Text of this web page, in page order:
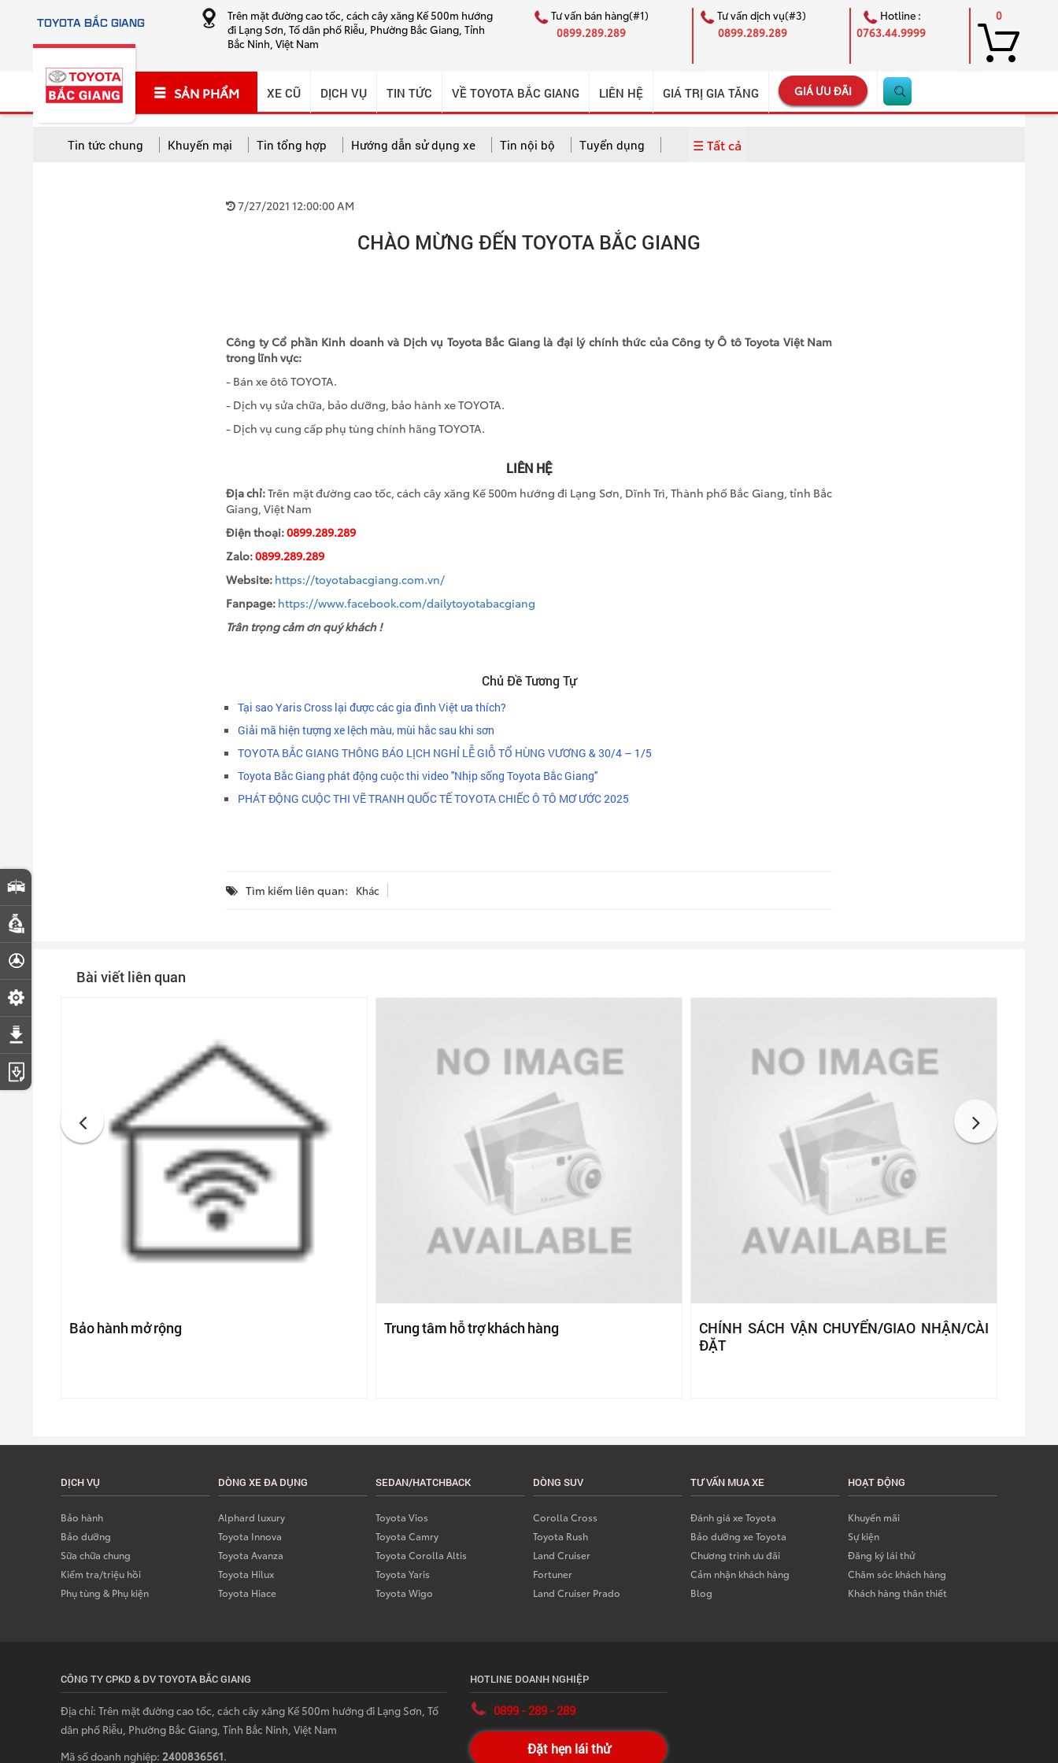
TOYOTA BẮC GIANG
Trên mặt đường cao tốc, cách cây xăng Kế 500m hướng
đi Lạng Sơn, Tổ dân phố Riễu, Phường Bắc Giang, Tỉnh
Bắc Ninh, Việt Nam
Tư vấn bán hàng(#1)
0899.289.289
Tư vấn dịch vụ(#3)
0899.289.289
Hotline :
0763.44.9999
0
SẢN PHẨM XE CŨ DỊCH VỤ TIN TỨC VỀ TOYOTA BẮC GIANG LIÊN HỆ GIÁ TRỊ GIA TĂNG GIÁ ƯU ĐÃI
Tin tức chung Khuyến mại Tin tổng hợp Hướng dẫn sử dụng xe Tin nội bộ Tuyển dụng ☰ Tất cả
7/27/2021 12:00:00 AM
CHÀO MỪNG ĐẾN TOYOTA BẮC GIANG
Công ty Cổ phần Kinh doanh và Dịch vụ Toyota Bắc Giang là đại lý chính thức của Công ty Ô tô Toyota Việt Nam
trong lĩnh vực:
- Bán xe ôtô TOYOTA.
- Dịch vụ sửa chữa, bảo dưỡng, bảo hành xe TOYOTA.
- Dịch vụ cung cấp phụ tùng chính hãng TOYOTA.
LIÊN HỆ
Địa chỉ:Trên mặt đường cao tốc, cách cây xăng Kế 500m hướng đi Lạng Sơn, Dĩnh Trì, Thành phố Bắc Giang, tỉnh Bắc
Giang, Việt Nam
Điện thoại:0899.289.289
Zalo:0899.289.289
Website: https://toyotabacgiang.com.vn/
Fanpage: https://www.facebook.com/dailytoyotabacgiang
Trân trọng cảm ơn quý khách !
Chủ Đề Tương Tự
Tại sao Yaris Cross lại được các gia đình Việt ưa thích?
Giải mã hiện tượng xe lệch màu, mùi hắc sau khi sơn
TOYOTA BẮC GIANG THÔNG BÁO LỊCH NGHỈ LỄ GIỖ TỔ HÙNG VƯƠNG & 30/4 – 1/5
Toyota Bắc Giang phát động cuộc thi video ''Nhịp sống Toyota Bắc Giang''
PHÁT ĐỘNG CUỘC THI VẼ TRANH QUỐC TẾ TOYOTA CHIẾC Ô TÔ MƠ ƯỚC 2025
Tìm kiếm liên quan: Khác
Bài viết liên quan
Bảo hành mở rộng Trung tâm hỗ trợ khách hàng
CHÍNH SÁCH VẬN CHUYỂN/GIAO NHẬN/CÀI
ĐẶT
DỊCH VỤ
Bảo hành
Bảo dưỡng
Sữa chữa chung
Kiểm tra/triệu hồi
Phụ tùng & Phụ kiện
DÒNG XE ĐA DỤNG
Alphard luxury
Toyota Innova
Toyota Avanza
Toyota Hilux
Toyota Hiace
SEDAN/HATCHBACK
Toyota Vios
Toyota Camry
Toyota Corolla Altis
Toyota Yaris
Toyota Wigo
DÒNG SUV
Corolla Cross
Toyota Rush
Land Cruiser
Fortuner
Land Cruiser Prado
TƯ VẤN MUA XE
Đánh giá xe Toyota
Bảo dưỡng xe Toyota
Chương trình ưu đãi
Cảm nhận khách hàng
Blog
HOẠT ĐỘNG
Khuyến mãi
Sự kiện
Đăng ký lái thử
Chăm sóc khách hàng
Khách hàng thân thiết
CÔNG TY CPKD & DV TOYOTA BẮC GIANG
Địa chỉ: Trên mặt đường cao tốc, cách cây xăng Kế 500m hướng đi Lạng Sơn, Tổ
dân phố Riễu, Phường Bắc Giang, Tỉnh Bắc Ninh, Việt Nam
Mã số doanh nghiệp: 2400836561.
HOTLINE DOANH NGHIỆP
0899 - 289 - 289
Đặt hẹn lái thử